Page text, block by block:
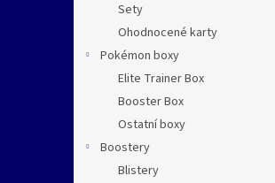
Sety
Ohodnocené karty
Pokémon boxy
Elite Trainer Box
Booster Box
Ostatní boxy
Boostery
Blistery